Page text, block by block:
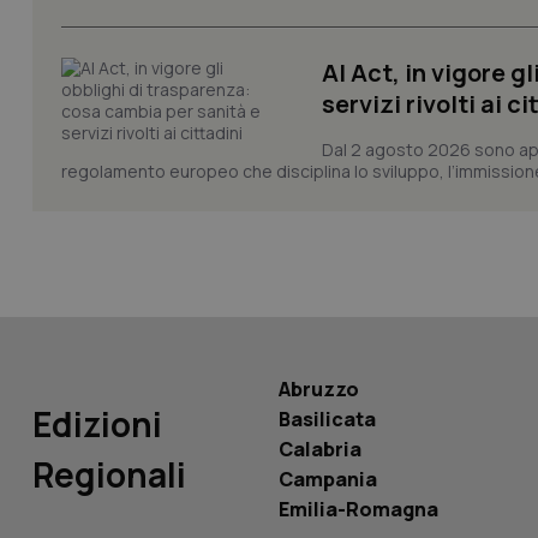
AI Act, in vigore
servizi rivolti ai
Dal 2 agosto 2026 sono
regolamento europeo che disciplina lo sviluppo,
Edizioni
Regionali
Abruzzo
Basilicata
Calabria
Campania
Emilia-Romagna
tracking-sites-
tracking-sites-